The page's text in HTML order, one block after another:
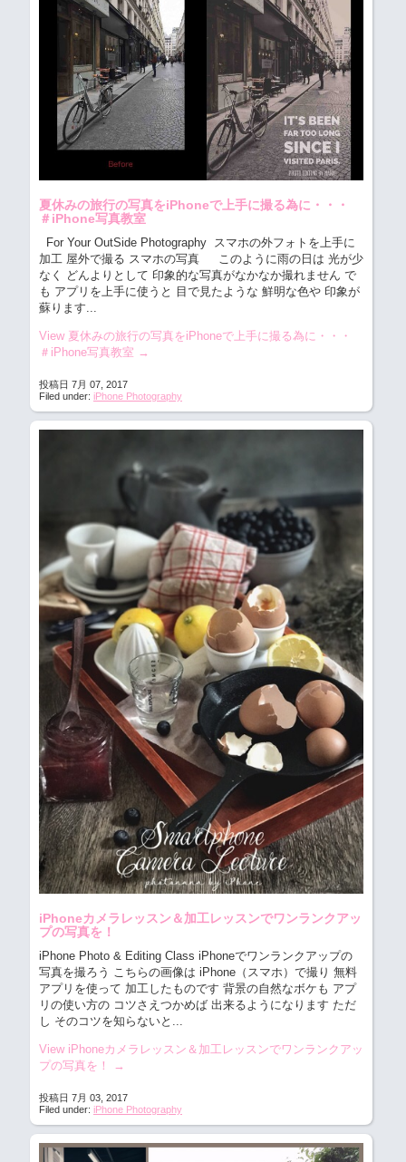
夏休みの旅行の写真をiPhoneで上手に撮る為に・・・
＃iPhone写真教室
For Your OutSide Photography スマホの外フォトを上手に
加工 屋外で撮る スマホの写真 このように雨の日は 光が少
なく どんよりとして 印象的な写真がなかなか撮れません で
も アプリを上手に使うと 目で見たような 鮮明な色や 印象が
蘇ります...
View 夏休みの旅行の写真をiPhoneで上手に撮る為に・・・
＃iPhone写真教室 →
投稿日 7月 07, 2017
Filed under: iPhone Photography
iPhoneカメラレッスン＆加工レッスンでワンランクアッ
プの写真を！
iPhone Photo & Editing Class iPhoneでワンランクアップの
写真を撮ろう こちらの画像は iPhone（スマホ）で撮り 無料
アプリを使って 加工したものです 背景の自然なボケも アプ
リの使い方の コツさえつかめば 出来るようになります ただ
し そのコツを知らないと...
View iPhoneカメラレッスン＆加工レッスンでワンランクアッ
プの写真を！
→
投稿日 7月 03, 2017
Filed under: iPhone Photography